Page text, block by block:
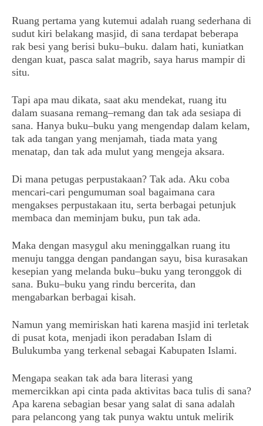
Ruang pertama yang kutemui adalah ruang sederhana di
sudut kiri belakang masjid, di sana terdapat beberapa
rak besi yang berisi buku–buku. dalam hati, kuniatkan
dengan kuat, pasca salat magrib, saya harus mampir di
situ.
Tapi apa mau dikata, saat aku mendekat, ruang itu
dalam suasana remang–remang dan tak ada sesiapa di
sana. Hanya buku–buku yang mengendap dalam kelam,
tak ada tangan yang menjamah, tiada mata yang
menatap, dan tak ada mulut yang mengeja aksara.
Di mana petugas perpustakaan? Tak ada. Aku coba
mencari-cari pengumuman soal bagaimana cara
mengakses perpustakaan itu, serta berbagai petunjuk
membaca dan meminjam buku, pun tak ada.
Maka dengan masygul aku meninggalkan ruang itu
menuju tangga dengan pandangan sayu, bisa kurasakan
kesepian yang melanda buku–buku yang teronggok di
sana. Buku–buku yang rindu bercerita, dan
mengabarkan berbagai kisah.
Namun yang memiriskan hati karena masjid ini terletak
di pusat kota, menjadi ikon peradaban Islam di
Bulukumba yang terkenal sebagai Kabupaten Islami.
Mengapa seakan tak ada bara literasi yang
memercikkan api cinta pada aktivitas baca tulis di sana?
Apa karena sebagian besar yang salat di sana adalah
para pelancong yang tak punya waktu untuk melirik